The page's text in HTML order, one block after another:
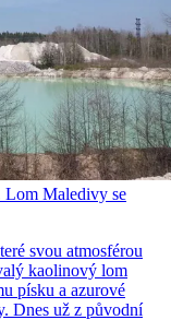
Lom Maledivy se
svou atmosférou
kaolinový lom
písku a azurové
Dnes už z původní